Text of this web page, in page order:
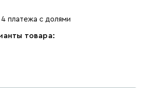
4 платежа с долями
товара: